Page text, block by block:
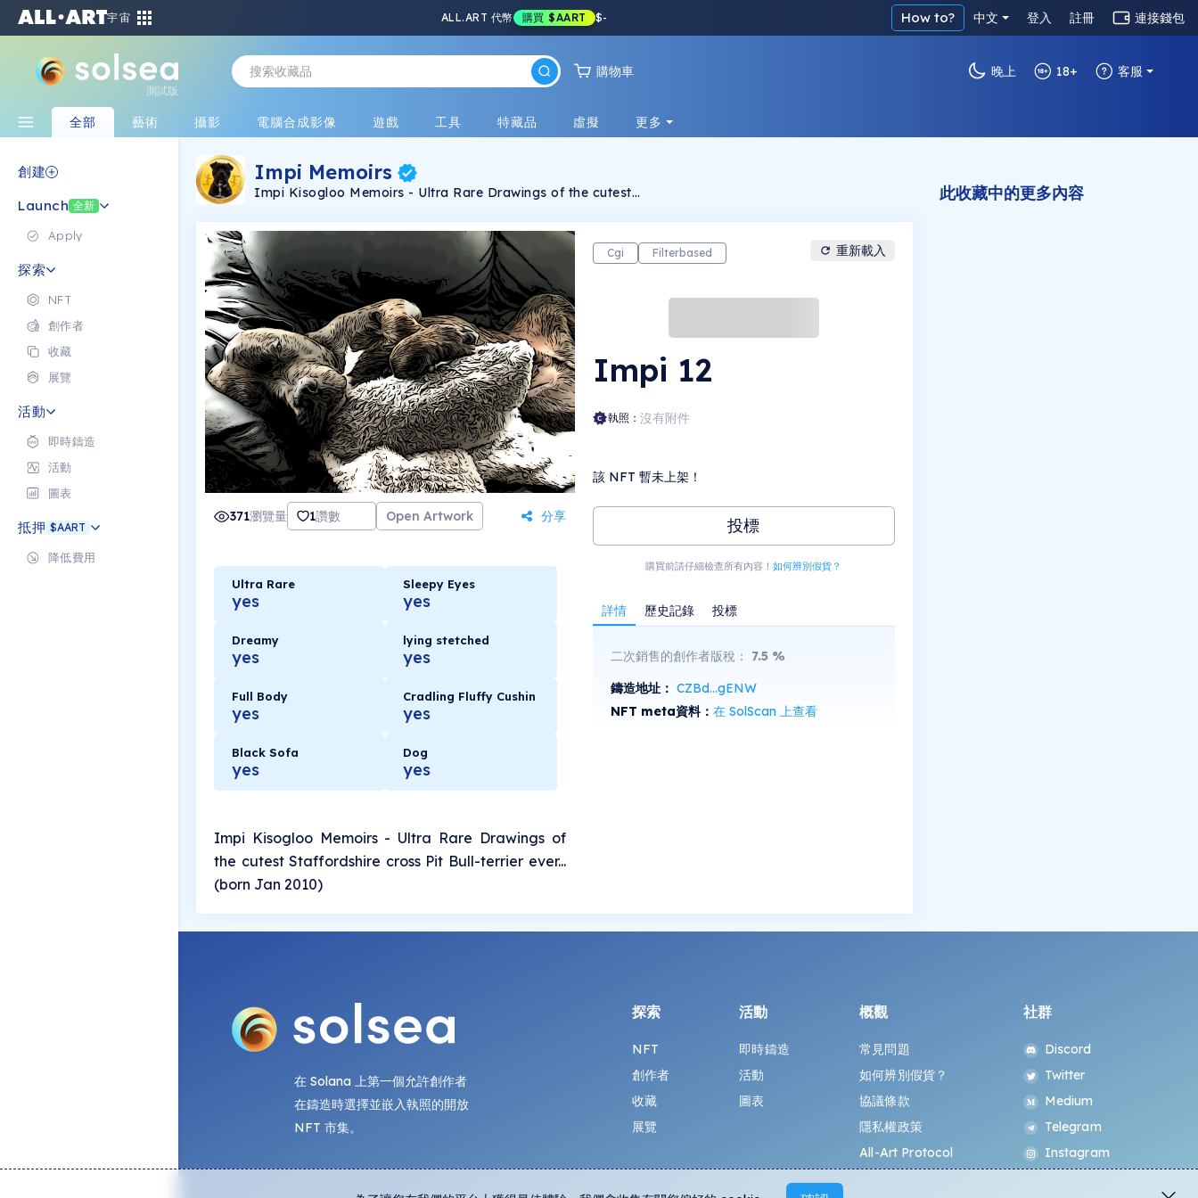
宇宙 ALL.ART 代幣 購買 $AART $- How to? 中文 登入 註冊 連接錢包
測試版
購物車 晚上 18+ 客服
全部 藝術 攝影 電腦合成影像 遊戲 工具 特藏品 虛擬 更多
創建
Launch 全新
Apply
探索
NFT
創作者
收藏
展覽
活動
即時鑄造
活動
圖表
抵押 $AART
降低費用
Impi Memoirs
Impi Kisogloo Memoirs - Ultra Rare Drawings of the cutest
371瀏覽量 1讚數 Open Artwork 分享
Ultra Rare
yes
Sleepy Eyes
yes
Dreamy
yes
lying stetched
yes
Full Body
yes
Cradling Fluffy Cushin
yes
Black Sofa
yes
Dog
yes
Impi Kisogloo Memoirs - Ultra Rare Drawings of
the cutest Staffordshire cross Pit Bull-terrier ever...
(born Jan 2010)
Cgi Filterbased 重新載入
Impi 12
執照： 沒有附件
該 NFT 暫未上架！
投標
購買前請仔細檢查所有內容！如何辨別假貨？
詳情 歷史記錄 投標
二次銷售的創作者版稅： 7.5%
鑄造地址： CZBd...gENW
NFT meta資料： 在 SolScan 上查看
此收藏中的更多內容
在 Solana 上第一個允許創作者
在鑄造時選擇並嵌入執照的開放
NFT 市集。
探索
NFT
創作者
收藏
展覽
活動
即時鑄造
活動
圖表
概觀
常見問題
如何辨別假貨？
協議條款
隱私權政策
All-Art Protocol
社群
Discord
Twitter
Medium
Telegram
Instagram